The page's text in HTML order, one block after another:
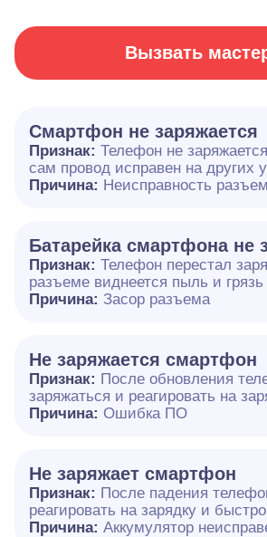
Вызвать
Смартфон не заряжается
Признак: Телефон не
сам провод исправен на других
Причина: Неисправность
Батарейка смартфона не
Признак: Телефон перестал
разъеме виднеется пыль и грязь
Причина: Засор разъема
Не заряжается смартфон
Признак: После обновления
заряжаться и реагировать на
Причина: Ошибка ПО
Не заряжает смартфон
Признак: После падения
реагировать на зарядку и
Причина: Аккумулятор